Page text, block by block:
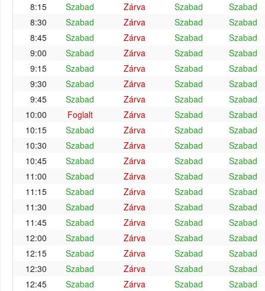
8:15
Szabad Zárva Szabad
Szabad
8:30
Szabad Zárva Szabad
Szabad
8:45
Szabad Zárva Szabad
Szabad
9:00
Szabad Zárva Szabad
Szabad
9:15
Szabad Zárva Szabad
Szabad
9:30
Szabad Zárva Szabad
Szabad
9:45
Szabad Zárva Szabad
Szabad
10:00
Foglalt Zárva Szabad
Szabad
10:15
Szabad Zárva Szabad
Szabad
10:30
Szabad Zárva Szabad
Szabad
10:45
Szabad Zárva Szabad
Szabad
11:00
Szabad Zárva Szabad
Szabad
11:15
Szabad Zárva Szabad
Szabad
11:30
Szabad Zárva Szabad
Szabad
11:45
Szabad Zárva Szabad
Szabad
12:00
Szabad Zárva Szabad
Szabad
12:15
Szabad Zárva Szabad
Szabad
12:30
Szabad Zárva Szabad
Szabad
12:45
Szabad Zárva Szabad
Szabad